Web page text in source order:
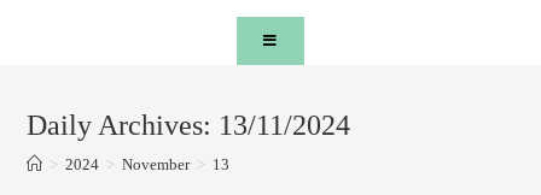
Daily Archives: 13/11/2024
> 2024 > November > 13